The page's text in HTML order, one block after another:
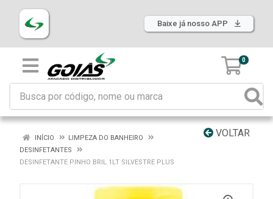
Baixe já nosso APP
0
VOLTAR
INÍCIO
LIMPEZA DO BANHEIRO
DESINFETANTES
DESINFETANTE PINHO BRIL 1LT SILVESTRE PLUS